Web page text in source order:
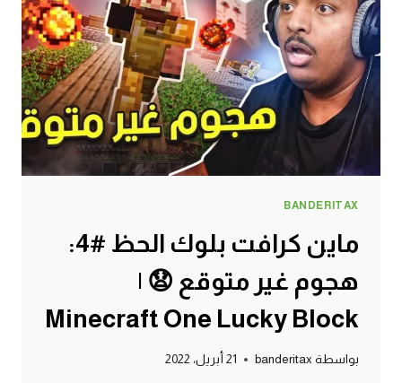
كرافت
الجوال
#SMARTCRAFT
BANDERITAX
ماين كرافت بلوك الحظ #4:
هجوم غير متوقع 😧 |
Minecraft One Lucky Block
بواسطة banderitax 21 أبريل، 2022